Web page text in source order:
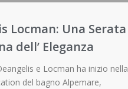
Locman: Una Serata
dell’ Eleganza
e Locman ha inizio nella
del bagno Alpemare,